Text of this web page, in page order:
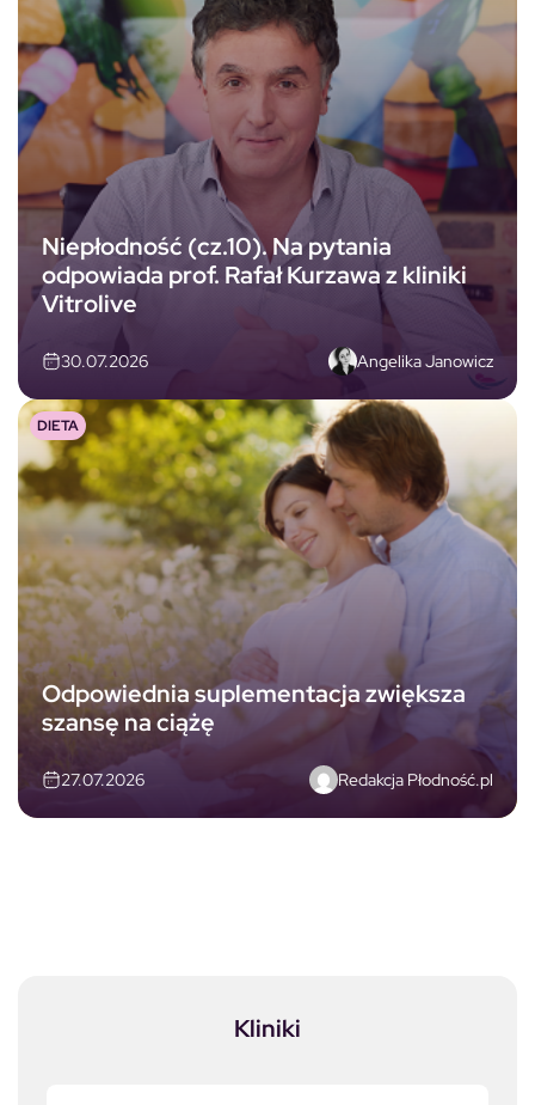
Niepłodność (cz.10). Na pytania
odpowiada prof. Rafał Kurzawa z kliniki
Vitrolive
30.07.2026 Angelika Janowicz
Odpowiednia suplementacja zwiększa
szansę na ciążę
27.07.2026 Redakcja Płodność.pl
DIETA
Kliniki